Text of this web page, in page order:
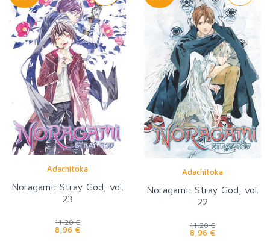
Adachitoka
Noragami: Stray God, vol.
23
11,20 €
8,96 €
Adachitoka
Noragami: Stray God, vol.
22
11,20 €
8,96 €